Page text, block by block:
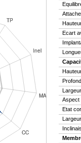
Ecart
Aspect
Etat